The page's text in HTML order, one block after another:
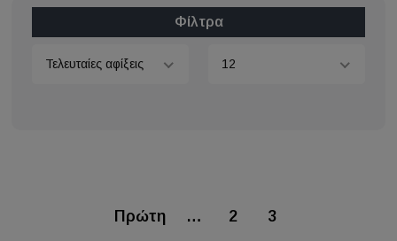
Φίλτρα
Τελευταίες αφίξεις 12
Πρώτη … 2 3